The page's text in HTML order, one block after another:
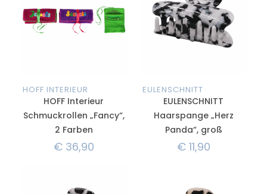
HOFF INTERIEUR
HOFF Interieur
Schmuckrollen „Fancy“,
2 Farben
€36,90
EULENSCHNITT
EULENSCHNITT
Haarspange „Herz
Panda“, groß
€11,90